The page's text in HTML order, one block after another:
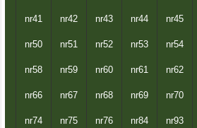
nr41 nr42 nr43 nr44 nr45
nr50 nr51 nr52 nr53 nr54
nr58 nr59 nr60 nr61 nr62
nr66 nr67 nr68 nr69 nr70
nr74 nr75 nr76 nr84 nr93